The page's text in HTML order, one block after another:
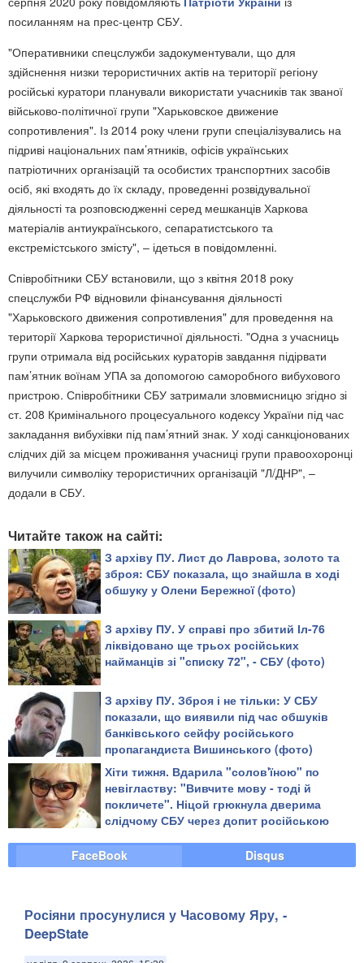
посиланням на прес-центр СБУ.
"Оперативники спецслужби задокументували, що для
здійснення низки терористичних актів на території регіону
російські куратори планували використати учасників так званої
військово-політичної групи "Харьковское движение
сопротивления". Із 2014 року члени групи спеціалізувались на
підриві національних пам’ятників, офісів українських
патріотичних організацій та особистих транспортних засобів
осіб, які входять до їх складу, проведенні розвідувальної
діяльності та розповсюдженні серед мешканців Харкова
матеріалів антиукраїнського, сепаратистського та
екстремістського змісту", – ідеться в повідомленні.
Співробітники СБУ встановили, що з квітня 2018 року
спецслужби РФ відновили фінансування діяльності
"Харьковского движения сопротивления" для проведення на
території Харкова терористичної діяльності. "Одна з учасниць
групи отримала від російських кураторів завдання підірвати
пам’ятник воїнам УПА за допомогою саморобного вибухового
пристрою. Співробітники СБУ затримали зловмисницю згідно зі
ст. 208 Кримінального процесуального кодексу України під час
закладання вибухівки під пам’ятний знак. У ході санкціонованих
слідчих дій за місцем проживання учасниці групи правоохоронці
вилучили символіку терористичних організацій "Л/ДНР", –
додали в СБУ.
Читайте також на сайті:
З архіву ПУ. Лист до Лаврова, золото та
зброя: СБУ показала, що знайшла в ході
обшуку у Олени Бережної (фото)
З архіву ПУ. У справі про збитий Іл-76
ліквідовано ще трьох російських
найманців зі "списку 72", - СБУ (фото)
З архіву ПУ. Зброя і не тільки: У СБУ
показали, що виявили під час обшуків
банківського сейфу російського
пропагандиста Вишинського (фото)
Хіти тижня. Вдарила "солов'їною" по
невігластву: "Вивчите мову - тоді й
покличете". Ніцой грюкнула дверима
слідчому СБУ через допит російською
FaceBook Disqus
Росіяни просунулися у Часовому Яру, -
DeepState